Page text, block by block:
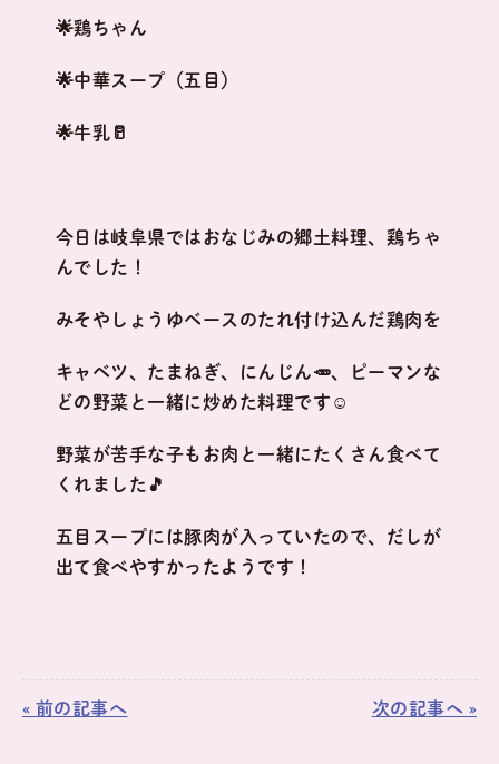
🌟鶏ちゃん
🌟中華スープ（五目）
🌟牛乳🥛
今日は岐阜県ではおなじみの郷土料理、鶏ちゃ
んでした！
みそやしょうゆベースのたれ付け込んだ鶏肉を
キャベツ、たまねぎ、にんじん🥕、ピーマンな
どの野菜と一緒に炒めた料理です☺
野菜が苦手な子もお肉と一緒にたくさん食べて
くれました🎵
五目スープには豚肉が入っていたので、だしが
出て食べやすかったようです！
« 前の記事へ 次の記事へ »